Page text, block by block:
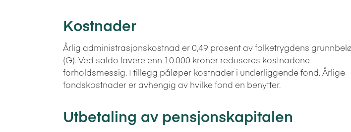
Kostnader
Årlig administrasjonskostnad er 0,49 prosent av folketrygdens
(G). Ved saldo lavere enn 10.000 kroner reduseres kostnadene
forholdsmessig. I tillegg påløper kostnader i underliggende fond. Årlige
fondskostnader er avhengig av hvilke fond en benytter.
Utbetaling av pensjonskapitalen